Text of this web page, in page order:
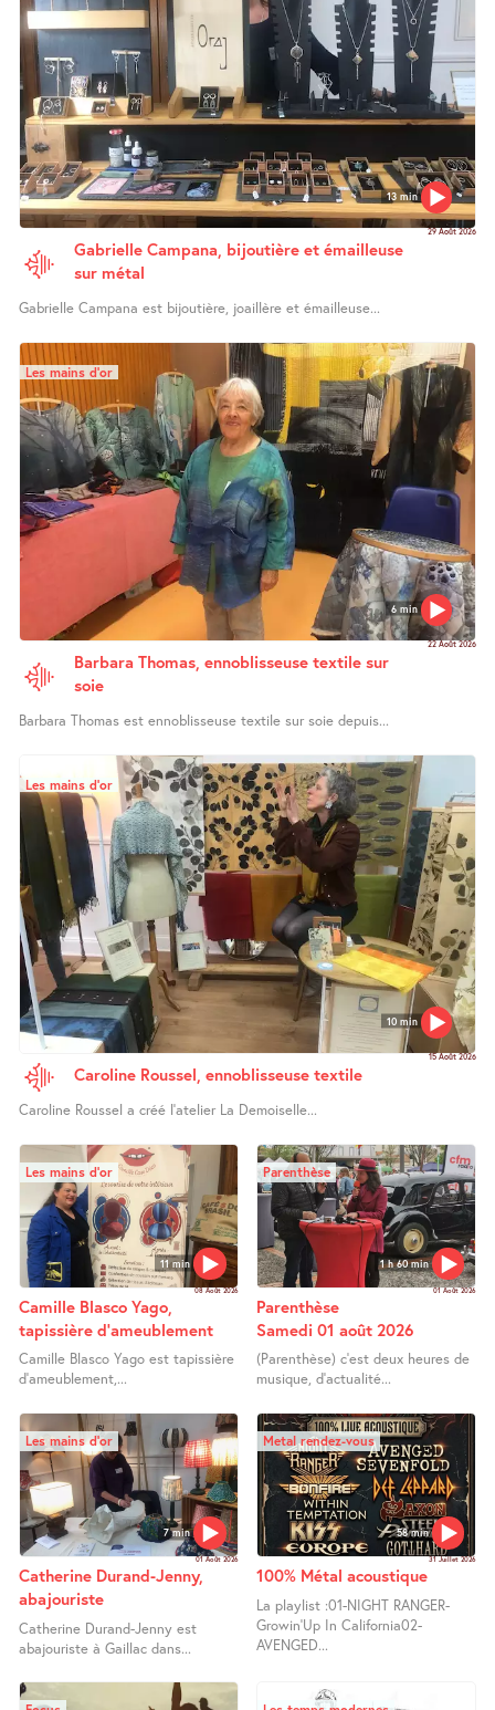
13 min
29 Août 2026
Gabrielle Campana, bijoutière et émailleuse
sur métal
Gabrielle Campana est bijoutière, joaillère et émailleuse...
6 min
Les mains d’or
22 Août 2026
Barbara Thomas, ennoblisseuse textile sur
soie
Barbara Thomas est ennoblisseuse textile sur soie depuis...
10 min
Les mains d’or
15 Août 2026
Caroline Roussel, ennoblisseuse textile
Caroline Roussel a créé l’atelier La Demoiselle...
11 min
Les mains d’or
08 Août 2026
Camille Blasco Yago,
tapissière d’ameublement
Camille Blasco Yago est tapissière
d’ameublement,...
1 h 60 min
Parenthèse
01 Août 2026
Parenthèse
Samedi 01 août 2026
(Parenthèse) c’est deux heures de
musique, d’actualité...
7 min
Les mains d’or
01 Août 2026
Catherine Durand-Jenny,
abajouriste
Catherine Durand-Jenny est
abajouriste à Gaillac dans...
58 min
Metal rendez-vous
31 Juillet 2026
100% Métal acoustique
La playlist :01-NIGHT RANGER-
Growin’Up In California02-
AVENGED...